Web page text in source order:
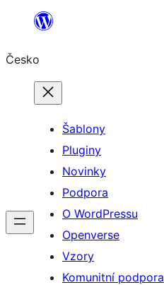
Přeskočit
obsah
Česko
Šablony
Pluginy
Novinky
Podpora
O WordPressu
Openverse
Vzory
Komunitní podpora